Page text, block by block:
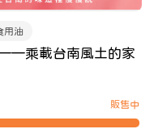
用油
乘載台南風土的家
販售中